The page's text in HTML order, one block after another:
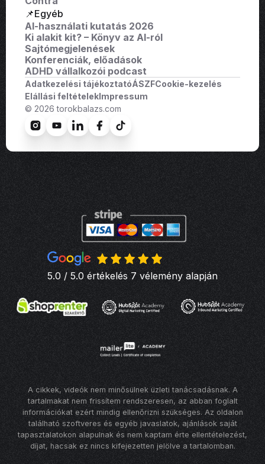
📌Egyéb
AI-használati kutatás 2026
Ki alakit kit? – Könyv az AI-ról
Sajtómegjelenések
Konferenciák, előadások
ADHD vállalkozói podcast
Adatkezelési tájékoztatóÁSZFCookie-kezelés
Elállási feltételekImpressum
© 2026 torokbalazs.com
5.0 / 5.0 értékelés 7 vélemény alapján
A cikkek, videók nem minősülnek üzleti tanácsadásnak. A
tartalmakat nem frissítem rendszeresen, az abban foglalt
információkat ezért mindig ellenőrizni szükséges. Az oldalon
található szoftveres és egyéb javaslatok, ajánlások saját
tapasztalatokon alapulnak és nem kaptam érte ellentételezést,
díjat, hacsak ez nincs kifejezetten jelölve a tartalomban.